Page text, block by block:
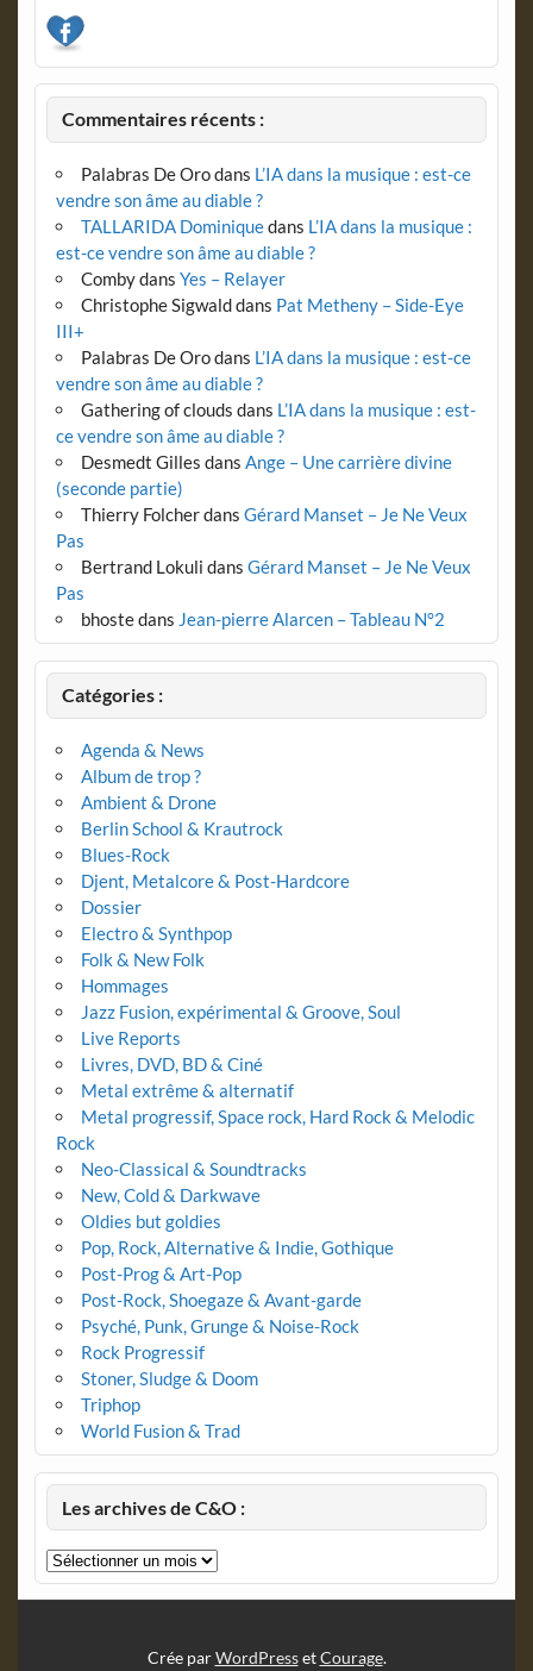
Commentaires récents :
Palabras De Orodans L’IA dans la musique : est-ce
vendre son âme au diable ?
TALLARIDA Dominiquedans L’IA dans la musique :
est-ce vendre son âme au diable ?
Combydans Yes – Relayer
Christophe Sigwalddans Pat Metheny – Side-Eye
III+
Palabras De Orodans L’IA dans la musique : est-ce
vendre son âme au diable ?
Gathering of clouds dans L’IA dans la musique : est-
ce vendre son âme au diable ?
Desmedt Gilles dans Ange – Une carrière divine
(seconde partie)
Thierry Folcherdans Gérard Manset – Je Ne Veux
Pas
Bertrand Lokuli dans Gérard Manset – Je Ne Veux
Pas
bhostedans Jean-pierre Alarcen – Tableau N°2
Catégories :
Agenda & News
Album de trop ?
Ambient & Drone
Berlin School & Krautrock
Blues-Rock
Djent, Metalcore & Post-Hardcore
Dossier
Electro & Synthpop
Folk & New Folk
Hommages
Jazz Fusion, expérimental & Groove, Soul
Live Reports
Livres, DVD, BD & Ciné
Metal extrême & alternatif
Metal progressif, Space rock, Hard Rock & Melodic
Rock
Neo-Classical & Soundtracks
New, Cold & Darkwave
Oldies but goldies
Pop, Rock, Alternative & Indie, Gothique
Post-Prog & Art-Pop
Post-Rock, Shoegaze & Avant-garde
Psyché, Punk, Grunge & Noise-Rock
Rock Progressif
Stoner, Sludge & Doom
Triphop
World Fusion & Trad
Les archives de C&O :
Les
archives
Crée parWordPressetCourage.